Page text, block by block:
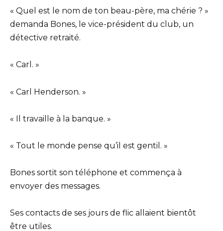
« Quel est le nom de ton beau-père, ma chérie ? »
demanda Bones, le vice-président du club, un
détective retraité.
« Carl. »
« Carl Henderson. »
« Il travaille à la banque. »
« Tout le monde pense qu’il est gentil. »
Bones sortit son téléphone et commença à
envoyer des messages.
Ses contacts de ses jours de flic allaient bientôt
être utiles.